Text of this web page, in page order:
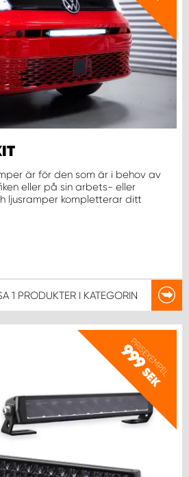
är för den som är i behov av
eller på sin arbets- eller
ljusramper kompletterar ditt
1 PRODUKTER I KATEGORIN
PRISEXEMPEL
999
SEK
SYD